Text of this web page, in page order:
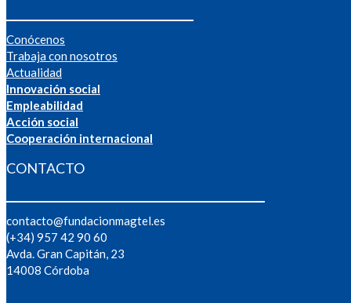
Conócenos
Trabaja con nosotros
Actualidad
Innovación social
Empleabilidad
Acción social
Cooperación internacional
CONTACTO
contacto@fundacionmagtel.es
(+34) 957 42 90 60
Avda. Gran Capitán, 23
14008 Córdoba